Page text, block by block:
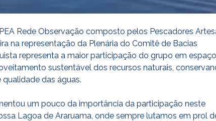
Rede Observação composto pelos Pescadores
na representação da Plenária do Comitê de Bacias
representa a maior participação do grupo em
sustentável dos recursos naturais,
das águas.
um pouco da importância da participação neste
Lagoa de Araruama, onde sempre lutamos em prol